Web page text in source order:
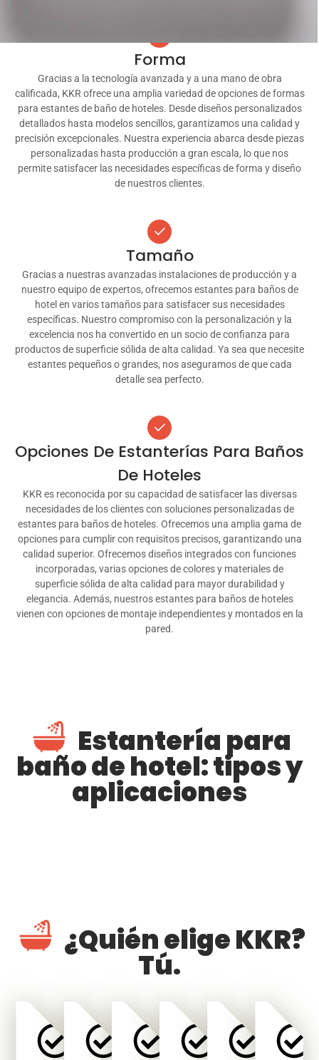
Forma
Gracias a la tecnología avanzada y a una mano de obra
calificada, KKR ofrece una amplia variedad de opciones de formas
para estantes de baño de hoteles. Desde diseños personalizados
detallados hasta modelos sencillos, garantizamos una calidad y
precisión excepcionales. Nuestra experiencia abarca desde piezas
personalizadas hasta producción a gran escala, lo que nos
permite satisfacer las necesidades específicas de forma y diseño
de nuestros clientes.
Tamaño
Gracias a nuestras avanzadas instalaciones de producción y a
nuestro equipo de expertos, ofrecemos estantes para baños de
hotel en varios tamaños para satisfacer sus necesidades
específicas. Nuestro compromiso con la personalización y la
excelencia nos ha convertido en un socio de confianza para
productos de superficie sólida de alta calidad. Ya sea que necesite
estantes pequeños o grandes, nos aseguramos de que cada
detalle sea perfecto.
Opciones De Estanterías Para Baños
De Hoteles
KKR es reconocida por su capacidad de satisfacer las diversas
necesidades de los clientes con soluciones personalizadas de
estantes para baños de hoteles. Ofrecemos una amplia gama de
opciones para cumplir con requisitos precisos, garantizando una
calidad superior. Ofrecemos diseños integrados con funciones
incorporadas, varias opciones de colores y materiales de
superficie sólida de alta calidad para mayor durabilidad y
elegancia. Además, nuestros estantes para baños de hoteles
vienen con opciones de montaje independientes y montados en la
pared.
Estantería para
baño de hotel: tipos y
aplicaciones
¿Quién elige KKR?
Tú.